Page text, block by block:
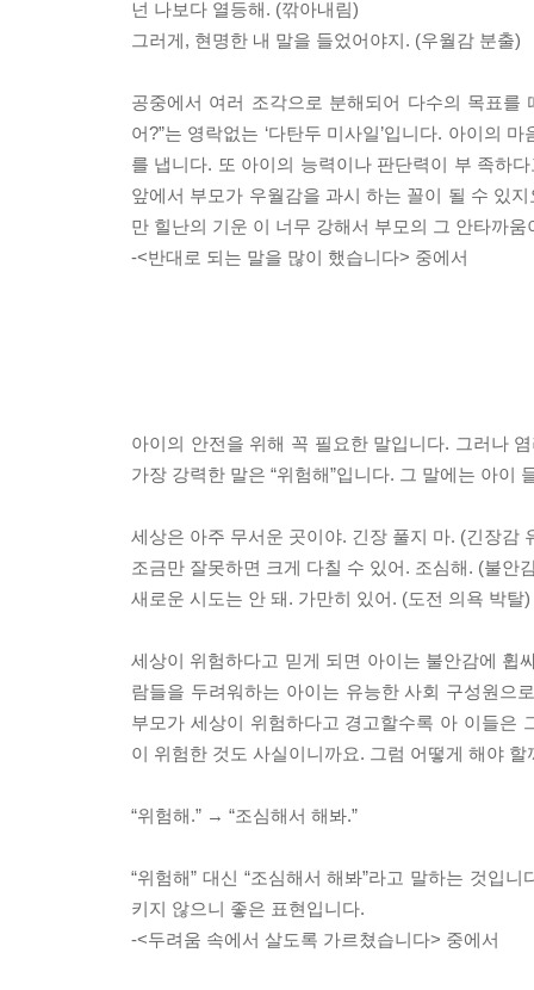
넌 나보다 열등해. (깎아내림)
그러게, 현명한 내 말을 들었어야지. (우월감 분출)
공중에서 여러 조각으로 분해되어 다수의 목표
어?”는 영락없는 ‘다탄두 미사일’입니다. 아이의
를 냅니다. 또 아이의 능력이나 판단력이 부 족하
앞에서 부모가 우월감을 과시 하는 꼴이 될 수 있
만 힐난의 기운 이 너무 강해서 부모의 그 안타까
-<반대로 되는 말을 많이 했습니다> 중에서
아이의 안전을 위해 꼭 필요한 말입니다. 그러나
가장 강력한 말은 “위험해”입니다. 그 말에는 아이
세상은 아주 무서운 곳이야. 긴장 풀지 마. (긴장감
조금만 잘못하면 크게 다칠 수 있어. 조심해. (불안
새로운 시도는 안 돼. 가만히 있어. (도전 의욕 박탈)
세상이 위험하다고 믿게 되면 아이는 불안감에 휩
람들을 두려워하는 아이는 유능한 사회 구성원으
부모가 세상이 위험하다고 경고할수록 아 이들은
이 위험한 것도 사실이니까요. 그럼 어떻게 해야
“위험해.” → “조심해서 해봐.”
“위험해” 대신 “조심해서 해봐”라고 말하는 것입
키지 않으니 좋은 표현입니다.
-<두려움 속에서 살도록 가르쳤습니다> 중에서